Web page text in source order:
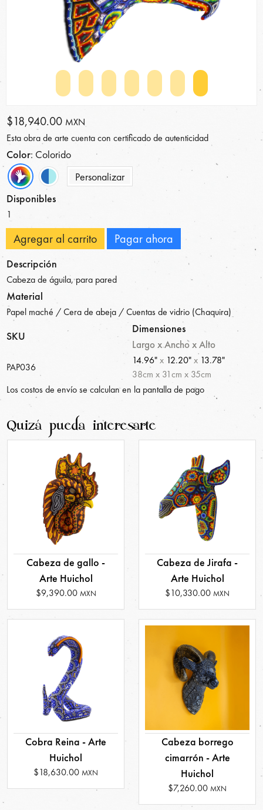
$18,940.00 MXN
Esta obra de arte cuenta con certificado de autenticidad
Color: Colorido
Personalizar
Disponibles
1
Agregar al carrito Pagar ahora
Descripción
Cabeza de águila, para pared
Material
Papel maché / Cera de abeja / Cuentas de vidrio (Chaquira)
SKU
Dimensiones
Largo x Ancho x Alto
PAP036
14.96"x 12.20"x 13.78"
38cm x 31cm x 35cm
Los costos de envío se calculan en la pantalla de pago
Quizá pueda interesarte
Cabeza de gallo -
Arte Huichol
$9,390.00 MXN
Cabeza de Jirafa -
Arte Huichol
$10,330.00 MXN
Cobra Reina - Arte
Huichol
$18,630.00 MXN
Cabeza borrego
cimarrón - Arte
Huichol
$7,260.00 MXN